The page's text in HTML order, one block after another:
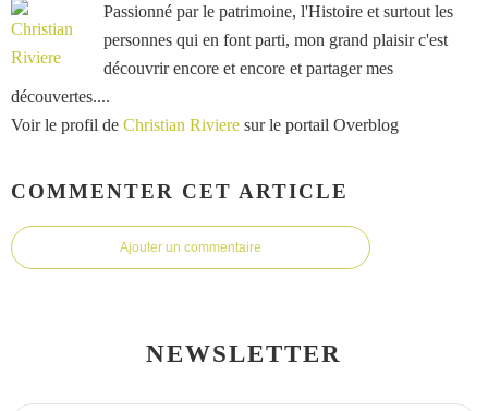
Passionné par le patrimoine, l'Histoire et surtout les
personnes qui en font parti, mon grand plaisir c'est
découvrir encore et encore et partager mes
découvertes....
Voir le profil de Christian Riviere sur le portail Overblog
COMMENTER CET ARTICLE
Ajouter un commentaire
NEWSLETTER